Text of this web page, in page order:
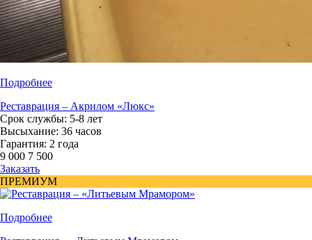
Подробнее
Реставрация – Акрилом «Люкс»
Срок службы: 5-8 лет
Высыхание: 36 часов
Гарантия: 2 года
9 000 7 500
Заказать
ПРЕМИУМ
Подробнее